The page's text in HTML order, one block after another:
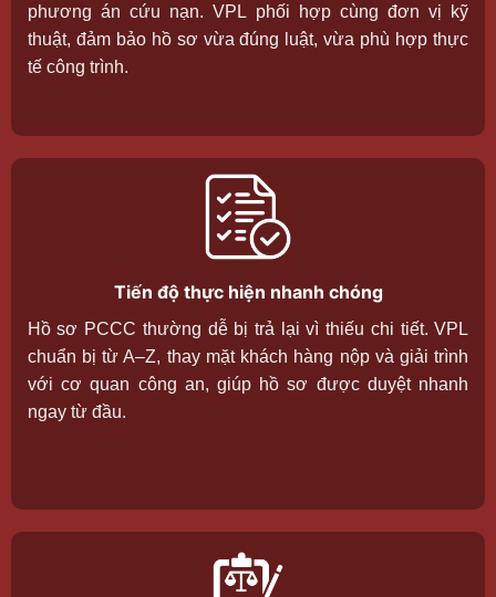
phương án cứu nạn. VPL phối hợp cùng đơn vị kỹ
thuật, đảm bảo hồ sơ vừa đúng luật, vừa phù hợp thực
tế công trình.
Tiến độ thực hiện nhanh chóng
Hồ sơ PCCC thường dễ bị trả lại vì thiếu chi tiết. VPL
chuẩn bị từ A–Z, thay mặt khách hàng nộp và giải trình
với cơ quan công an, giúp hồ sơ được duyệt nhanh
ngay từ đầu.